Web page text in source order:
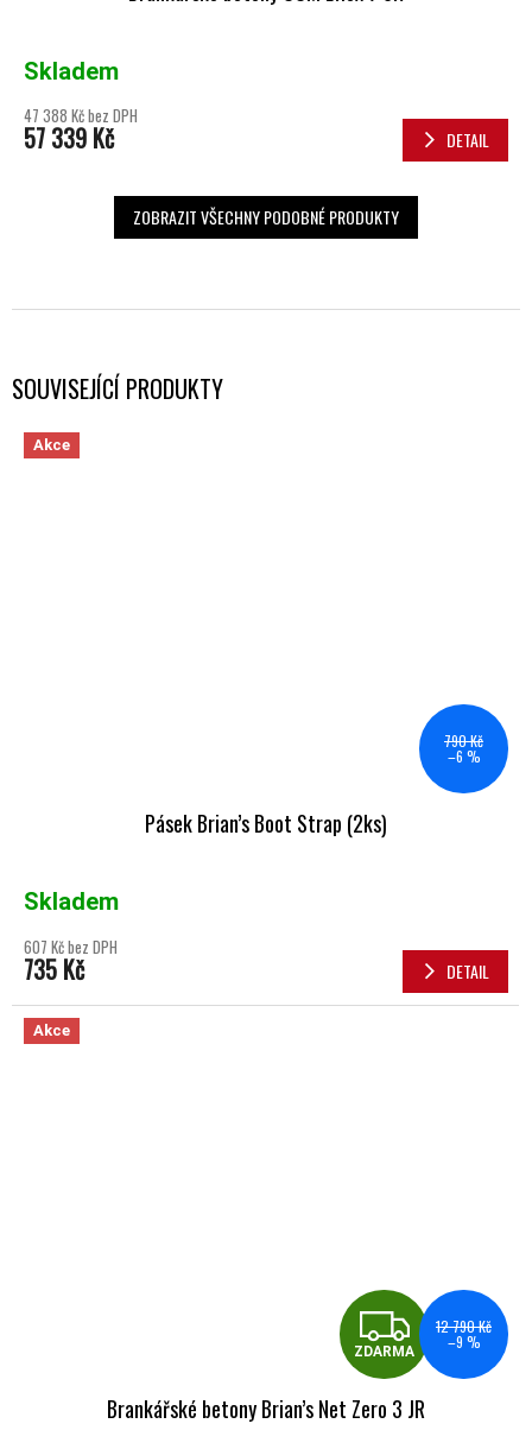
SOUVISEJÍCÍ PRODUKTY
Akce
790 Kč
–6 %
Pásek Brian’s Boot Strap (2ks)
Skladem
607 Kč bez DPH
735 Kč DETAIL
Akce
ZDARMA
12 790 Kč
–9 %
Brankářské betony Brian’s Net Zero 3 JR
Skladem
47 388 Kč bez DPH
57 339 Kč DETAIL
ZOBRAZIT VŠECHNY PODOBNÉ PRODUKTY